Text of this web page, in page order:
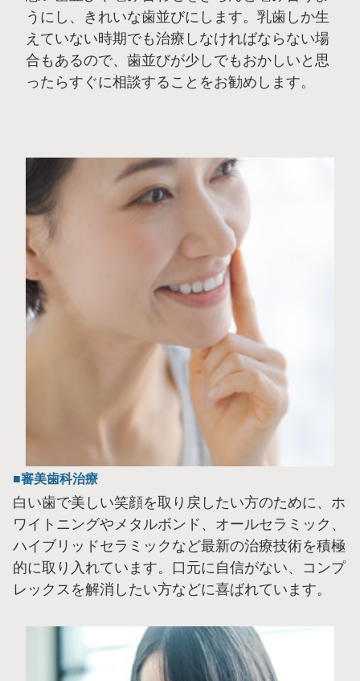
うにし、きれいな歯並びにします。乳歯しか生
えていない時期でも治療しなければならない場
合もあるので、歯並びが少しでもおかしいと思
ったらすぐに相談することをお勧めします。
審美歯科治療
白い歯で美しい笑顔を取り戻したい方のために、ホ
ワイトニングやメタルボンド、オールセラミック、
ハイブリッドセラミックなど最新の治療技術を積極
的に取り入れています。口元に自信がない、コンプ
レックスを解消したい方などに喜ばれています。